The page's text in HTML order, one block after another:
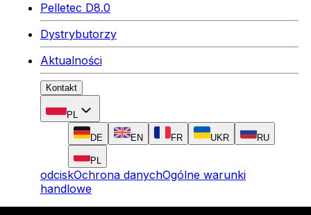
Pelletec D8.0
Dystrybutorzy
Aktualności
Kontakt
PL
DE EN FR UKR RU
PL
odciskOchrona danychOgólne warunki
handlowe